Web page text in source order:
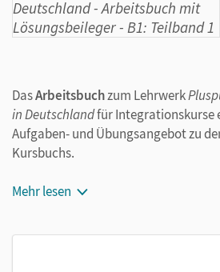
DasArbeitsbuchzum Lehrwerk
in Deutschlandfür Integrationskurse
Aufgaben- und Übungsangebot zu
Kursbuchs.
Die Kursbuch-Übungen
Mehr lesen